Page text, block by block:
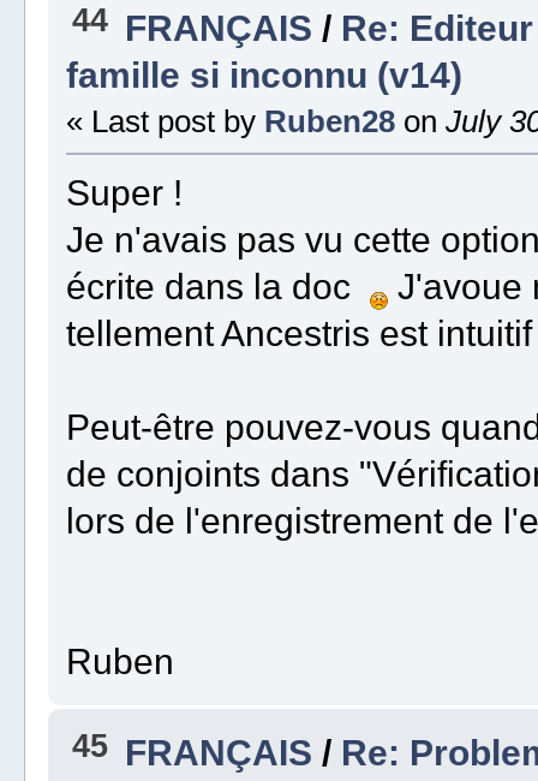
44 FRANÇAIS / Re:
famille si inconnu (v14)
« Last post by Ruben28 on July
Super !
Je n'avais pas vu cette
écrite dans la doc
J'avoue
tellement Ancestris est
Peut-être pouvez-vous
de conjoints dans
lors de l'enregistrement de
Ruben
45 FRANÇAIS / Re: